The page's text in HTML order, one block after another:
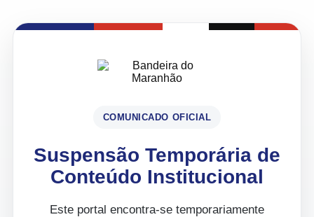
COMUNICADO OFICIAL
Suspensão Temporária de
Conteúdo Institucional
Este portal encontra-se temporariamente